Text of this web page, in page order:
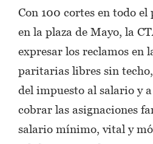
Con 100 cortes en todo el
en la plaza de Mayo, la
expresar los reclamos en
paritarias libres sin
del impuesto al salario y
cobrar las asignaciones
salario mínimo, vital y